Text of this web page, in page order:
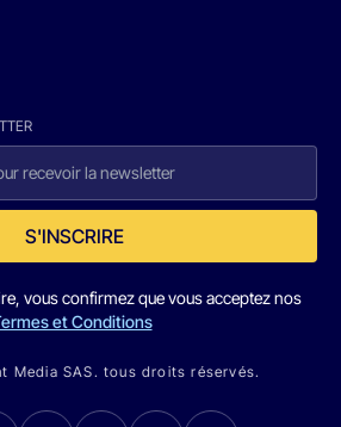
S'INSCRIRE
vous confirmez que vous acceptez nos
et Conditions
Media SAS. tous droits réservés.